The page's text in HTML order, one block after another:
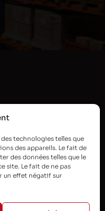
technologies telles que
des appareils. Le fait de
des données telles que le
site. Le fait de ne pas
un effet négatif sur